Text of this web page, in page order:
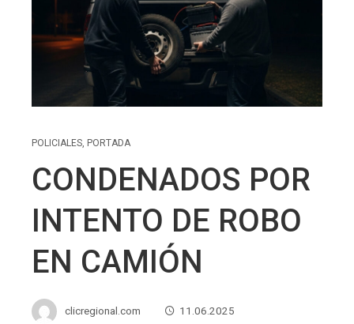
POLICIALES, PORTADA
CONDENADOS POR
INTENTO DE ROBO
EN CAMIÓN
clicregional.com
11.06.2025